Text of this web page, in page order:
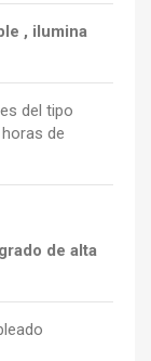
, ilumina
del tipo
de
de alta